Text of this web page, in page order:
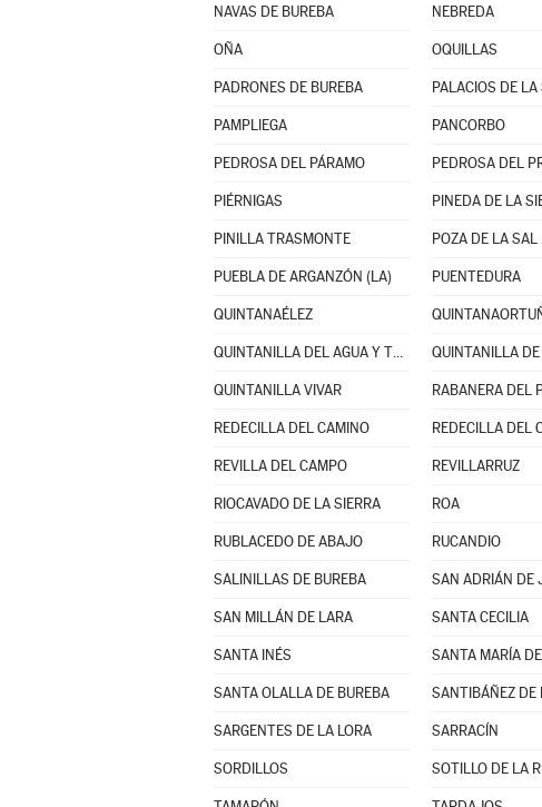
NAVAS DE BUREBA NEBREDA
OÑA OQUILLAS
PADRONES DE BUREBA PALACIOS DE LA
PAMPLIEGA PANCORBO
PEDROSA DEL PÁRAMO PEDROSA DEL
PIÉRNIGAS PINEDA DE LA
PINILLA TRASMONTE POZA DE LA SAL
PUEBLA DE ARGANZÓN (LA) PUENTEDURA
QUINTANAÉLEZ
QUINTANILLA DEL AGUA Y TORDUELES QUINTANILLA
QUINTANILLA VIVAR RABANERA DEL
REDECILLA DEL CAMINO REDECILLA DEL
REVILLA DEL CAMPO REVILLARRUZ
RIOCAVADO DE LA SIERRA ROA
RUBLACEDO DE ABAJO RUCANDIO
SALINILLAS DE BUREBA SAN ADRIÁN DE
SAN MILLÁN DE LARA SANTA CECILIA
SANTA INÉS SANTA MARÍA
SANTA OLALLA DE BUREBA SANTIBÁÑEZ DE
SARGENTES DE LA LORA SARRACÍN
SORDILLOS SOTILLO DE LA